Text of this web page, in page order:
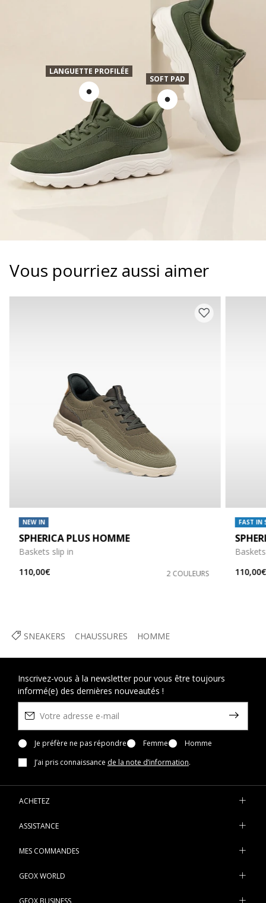
SNEAKERS CHAUSSURES HOMME
SOFT PAD
LANGUETTE PROFILÉE
Vous pourriez aussi aimer
NEW IN
SPHERICA PLUS HOMME
Baskets slip in
110,00€
2 COULEURS
FAST IN
110,00€
Inscrivez-vous à la newsletter pour vous être toujours
informé(e) des dernières nouveautés !
Je préfère ne pas répondre Femme
Homme
J’ai pris connaissance de la note d’information.
ACHETEZ
ASSISTANCE
MES COMMANDES
GEOX WORLD
GEOX BUSINESS